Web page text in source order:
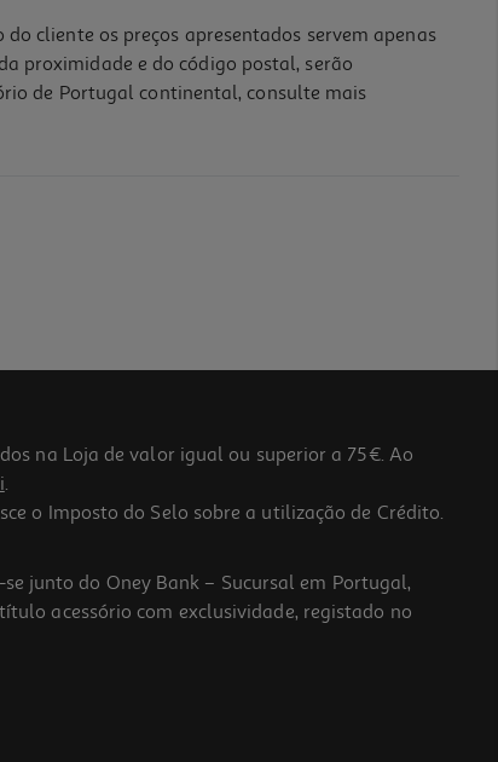
cliente os preços apresentados servem apenas
proximidade e do código postal, serão
de Portugal continental, consulte mais
na Loja de valor igual ou superior a 75€. Ao
.
o Imposto do Selo sobre a utilização de Crédito.
junto do Oney Bank – Sucursal em Portugal,
acessório com exclusividade, registado no